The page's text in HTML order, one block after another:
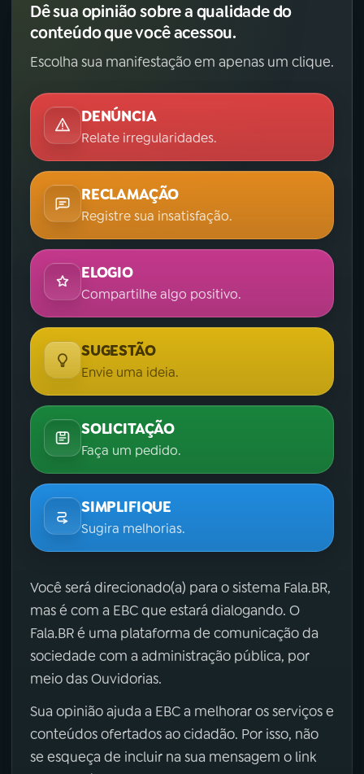
Dê sua opinião sobre a qualidade do
conteúdo que você acessou.
Escolha sua manifestação em apenas um clique.
DENÚNCIA
Relate irregularidades.
RECLAMAÇÃO
Registre sua insatisfação.
ELOGIO
Compartilhe algo positivo.
SUGESTÃO
Envie uma ideia.
SOLICITAÇÃO
Faça um pedido.
SIMPLIFIQUE
Sugira melhorias.
Você será direcionado(a) para o sistema Fala.BR,
mas é com a EBC que estará dialogando. O
Fala.BR é uma plataforma de comunicação da
sociedade com a administração pública, por
meio das Ouvidorias.
Sua opinião ajuda a EBC a melhorar os serviços e
conteúdos ofertados ao cidadão. Por isso, não
se esqueça de incluir na sua mensagem o link